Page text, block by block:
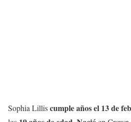
Sophia Lilliscumple años el 13 de